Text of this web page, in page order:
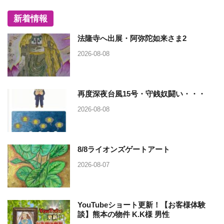
新着情報
法隆寺へ出展・阿弥陀如来さま2
2026-08-08
再度深夜台風15号・守銭奴闘い・・・
2026-08-08
8/8ライオンズゲートアート
2026-08-07
YouTubeショート更新！【お客様体験
談】熊本の物件 K.K様 男性